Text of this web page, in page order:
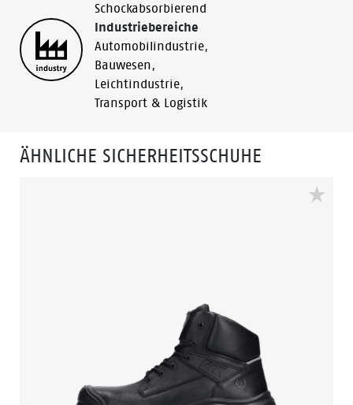
Schockabsorbierend
Industriebereiche
Automobilindustrie,
Bauwesen,
Leichtindustrie,
Transport & Logistik
ÄHNLICHE SICHERHEITSSCHUHE